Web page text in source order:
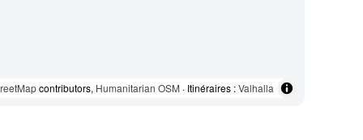
contributors, Humanitarian OSM · Itinéraires :Valhalla